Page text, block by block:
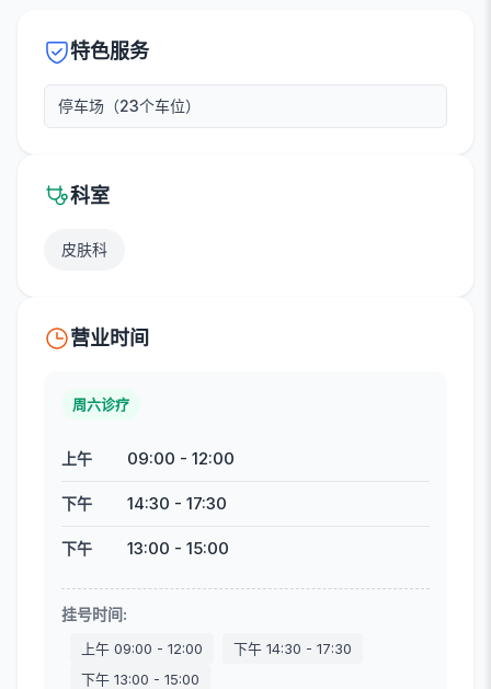
特色服务
停车场（23个车位）
科室
皮肤科
营业时间
周六诊疗
上午 09:00 - 12:00
下午 14:30 - 17:30
下午 13:00 - 15:00
挂号时间:
上午 09:00 - 12:00 下午 14:30 - 17:30
下午 13:00 - 15:00